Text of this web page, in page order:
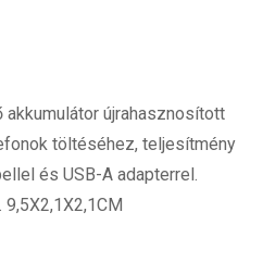
újrahasznosított
töltéséhez, teljesítmény
és USB-A adapterrel.